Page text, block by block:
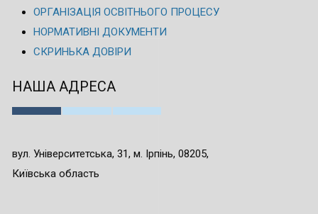
ОРГАНІЗАЦІЯ ОСВІТНЬОГО ПРОЦЕСУ
НОРМАТИВНІ ДОКУМЕНТИ
СКРИНЬКА ДОВІРИ
НАША АДРЕСА
вул. Університетська, 31, м. Ірпінь, 08205,
Київська область